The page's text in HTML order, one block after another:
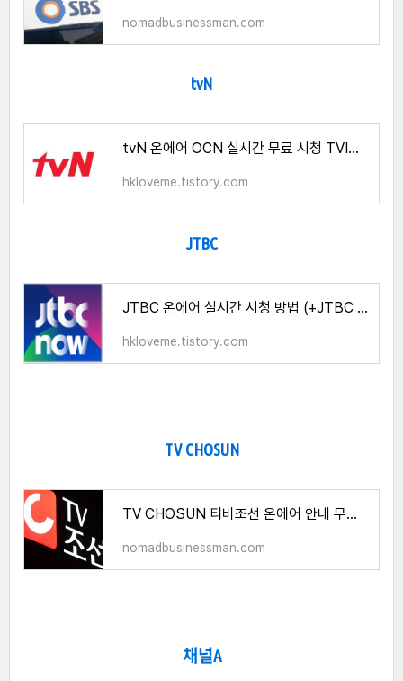
nomadbusinessman.com
tvN
tvN 온에어 OCN 실시간 무료 시청 TVING
hkloveme.tistory.com
JTBC
JTBC 온에어 실시간 시청 방법 (+JTBC SPORTS) JTBC NOW 로그인 없이 이용안내
hkloveme.tistory.com
TV CHOSUN
TV CHOSUN 티비조선 온에어 안내 무료시청 방법
nomadbusinessman.com
채널A